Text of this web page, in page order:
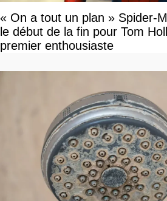
« On a tout un plan » Spider-
le début de la fin pour Tom
premier enthousiaste